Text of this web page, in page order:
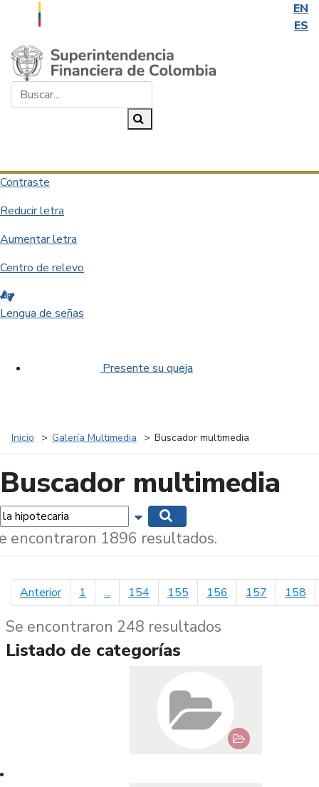
EN
ES
Saltar al contenido principal
Contraste
Reducir letra
Aumentar letra
Centro de relevo
Lengua de señas
Presente su queja
Inicio Galería Multimedia Buscador multimedia
Buscador multimedia
Mostrar opciones de búsqueda
encontraron 1896 resultados.
Anteriorpágina anterior
1 ... 154 155 156 157 158
Se encontraron 248 resultados
Listado de categorías